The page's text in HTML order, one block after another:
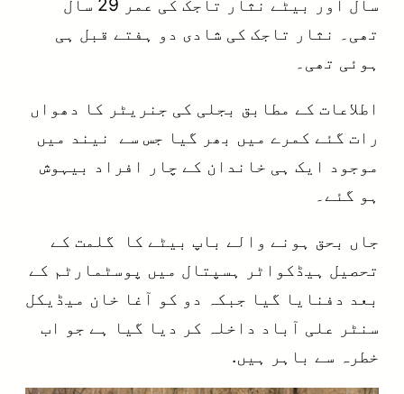
تھی۔ نثار تاجک کی شادی دو ہفتے قبل ہی
ہوئی تھی۔
اطلاعات کے مطابق بجلی کی جنریٹر کا دھواں
رات گئے کمرے میں بھر گیا جس سے نیند میں
موجود ایک ہی خاندان کے چار افراد بیہوش
ہو گئے۔
جاں بحق ہونے والے باپ بیٹے کا گلمت کے
تحصیل ہیڈکواٹر ہسپتال میں پوسٹمارٹم کے
بعد دفنایا گیا جبکہ دو کو آغا خان میڈیکل
سنٹر علی آباد داخلہ کر دیا گیا ہے جو اب
خطرہ سے باہر ہیں.